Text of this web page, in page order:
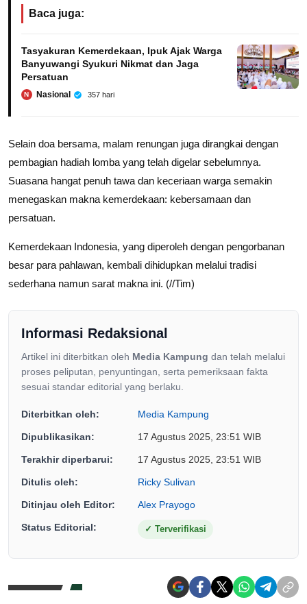
Baca juga:
Tasyakuran Kemerdekaan, Ipuk Ajak Warga
Banyuwangi Syukuri Nikmat dan Jaga
Persatuan
N Nasional 357 hari
Selain doa bersama, malam renungan juga dirangkai dengan
pembagian hadiah lomba yang telah digelar sebelumnya.
Suasana hangat penuh tawa dan keceriaan warga semakin
menegaskan makna kemerdekaan: kebersamaan dan
persatuan.
Kemerdekaan Indonesia, yang diperoleh dengan pengorbanan
besar para pahlawan, kembali dihidupkan melalui tradisi
sederhana namun sarat makna ini. (//Tim)
Informasi Redaksional
Artikel ini diterbitkan oleh Media Kampung dan telah melalui
proses peliputan, penyuntingan, serta pemeriksaan fakta
sesuai standar editorial yang berlaku.
Diterbitkan oleh: Media Kampung
Dipublikasikan: 17 Agustus 2025, 23:51 WIB
Terakhir diperbarui: 17 Agustus 2025, 23:51 WIB
Ditulis oleh: Ricky Sulivan
Ditinjau oleh Editor: Alex Prayogo
Status Editorial: ✓ Terverifikasi